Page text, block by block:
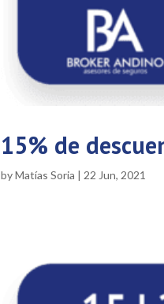
15% de
byMatías Soria | 22 Jun, 2021